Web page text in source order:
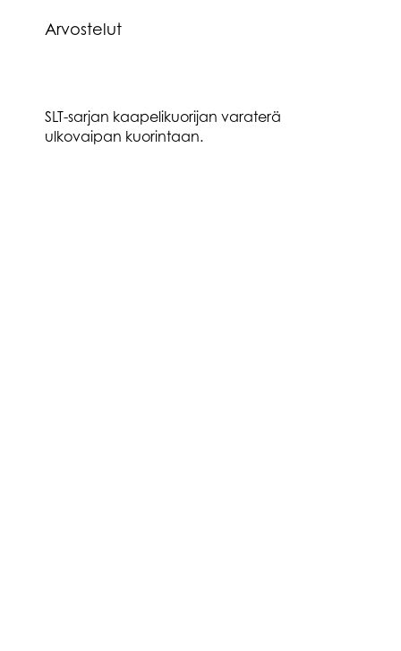
Arvostelut
SLT-sarjan kaapelikuorijan varaterä
ulkovaipan kuorintaan.